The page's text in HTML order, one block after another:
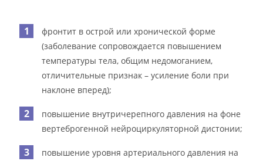
фронтит в острой или хронической форме
(заболевание сопровождается повышением
температуры тела, общим недомоганием,
отличительные признак – усиление боли при
наклоне вперед);
повышение внутричерепного давления на фоне
вертеброгенной нейроциркуляторной дистонии;
повышение уровня артериального давления на